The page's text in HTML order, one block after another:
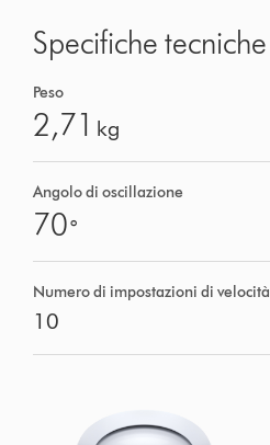
Specifiche tecniche
Peso
2,71 kg
Angolo di oscillazione
70°
Numero di impostazioni di velocità
10